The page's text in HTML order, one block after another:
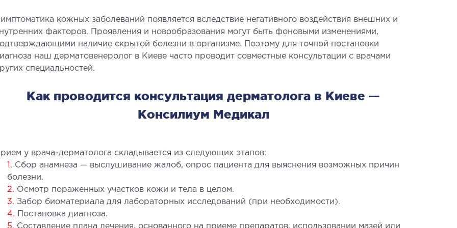
СТАЦИОНАР
стационар
(Перевозка больных)
помощь в Киеве
Электрокардиограмма (ЭКГ)
Эндоскопия
НЕЙРОХИРУРГИЯ
нейрохирургии
НЕВРОЛОГИЯ
кожных заболеваний появляется вследствие негативного воздействия внешних и
факторов. Проявления и новообразования могут быть фоновыми изменениями,
наличие скрытой болезни в организме. Поэтому для точной постановки
наш дерматовенеролог в Киеве часто проводит совместные консультации с врачами
специальностей.
Как проводится консультация дерматолога в Киеве —
Консилиум Медикал
у врача-дерматолога складывается из следующих этапов:
1. Сбор анамнеза — выслушивание жалоб, опрос пациента для выяснения возможных причин
болезни.
2. Осмотр пораженных участков кожи и тела в целом.
3. Забор биоматериала для лабораторных исследований (при необходимости).
4. Постановка диагноза.
5. Составление плана лечения, основанного на приеме препаратов, использовании мазей или